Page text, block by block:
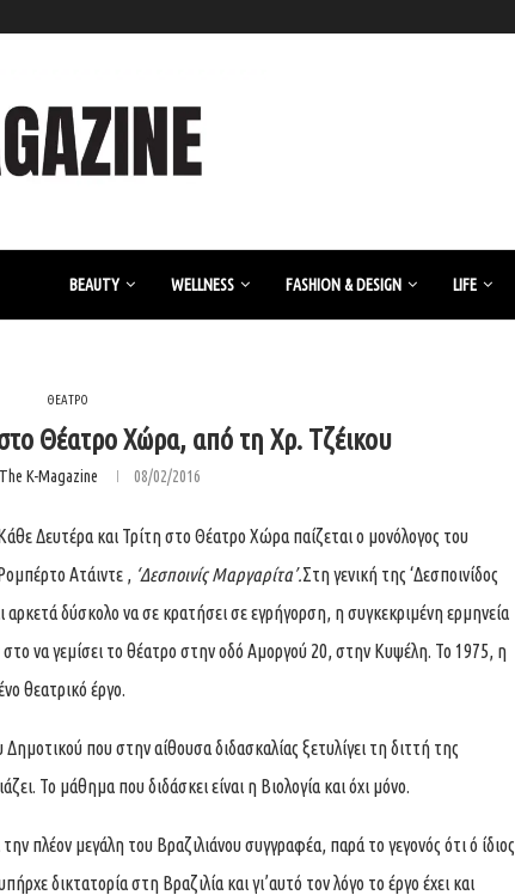
BEAUTY WELLNESS FASHION & DESIGN LIFE
ΘΕΑΤΡΟ
Θέατρο Χώρα, από τη Χρ. Τζέικου
The K-Magazine 08/02/2016
Δευτέρα και Τρίτη στο Θέατρο Χώρα παίζεται ο μονόλογος του
Ατάιντε , ‘Δεσποινίς Μαργαρίτα’.Στη γενική της ‘Δεσποινίδος
αρκετά δύσκολο να σε κρατήσει σε εγρήγορση, η συγκεκριμένη ερμηνεία
να γεμίσει το θέατρο στην οδό Αμοργού 20, στην Κυψέλη. Το 1975, η
θεατρικό έργο.
Δημοτικού που στην αίθουσα διδασκαλίας ξετυλίγει τη διττή της
Το μάθημα που διδάσκει είναι η Βιολογία και όχι μόνο.
πλέον μεγάλη του Βραζιλιάνου συγγραφέα, παρά το γεγονός ότι ό ίδιος
δικτατορία στη Βραζιλία και γι’αυτό τον λόγο το έργο έχει και